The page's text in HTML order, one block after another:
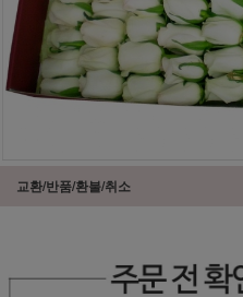
교환/반품/환불/취소